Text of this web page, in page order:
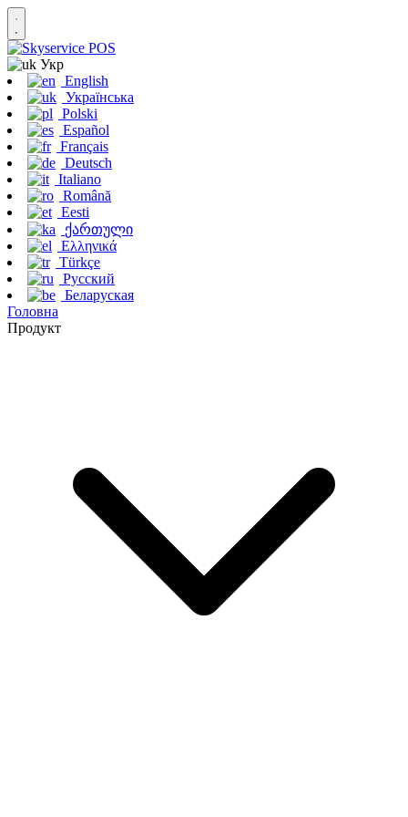
Укр
English
Українська
Polski
Español
Français
Deutsch
Italiano
Română
Eesti
ქართული
Ελληνικά
Türkçe
Русский
Беларуская
Головна
Продукт